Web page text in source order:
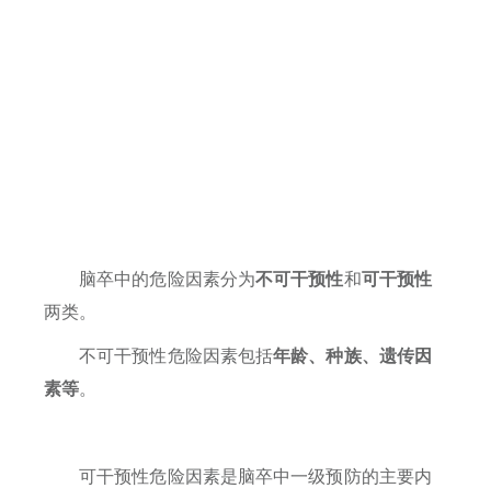
脑卒中的危险因素分为不可干预性和可干预性
两类。
不可干预性危险因素包括年龄、种族、遗传因
素等。
可干预性危险因素是脑卒中一级预防的主要内